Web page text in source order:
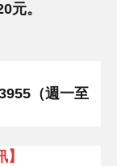
元。
（週一至